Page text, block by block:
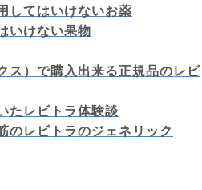
してはいけないお薬
いけない果物
ス）で購入出来る正規品のレビ
たレビトラ体験談
のレビトラのジェネリック